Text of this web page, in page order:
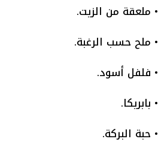
• ملعقة من الزيت.
• ملح حسب الرغبة.
• فلفل أسود.
• بابريكا.
• حبة البركة.